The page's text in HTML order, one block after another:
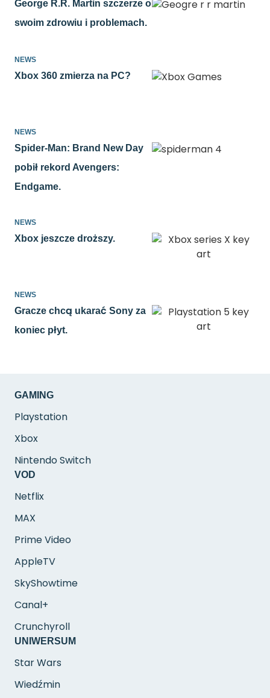
George R.R. Martin szczerze o
swoim zdrowiu i problemach.
NEWS
Xbox 360 zmierza na PC?
NEWS
Spider-Man: Brand New Day
pobił rekord Avengers:
Endgame.
NEWS
Xbox jeszcze droższy.
NEWS
Gracze chcą ukarać Sony za
koniec płyt.
GAMING
Playstation
Xbox
Nintendo Switch
VOD
Netflix
MAX
Prime Video
AppleTV
SkyShowtime
Canal+
Crunchyroll
UNIWERSUM
Star Wars
Wiedźmin